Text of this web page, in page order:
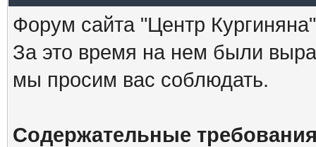
Форум сайта "Центр
За это время на нем были
мы просим вас соблюдать.
Содержательные